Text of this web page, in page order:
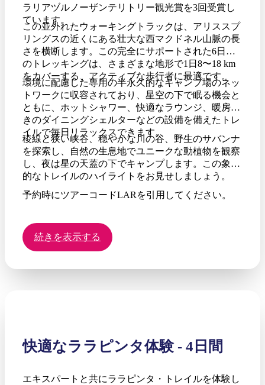
ラリアヅルノーザンテリトリー観光賞を3回受賞し
ています。
この並外れたウォーキングトラックは、アリススプ
リングスの近くにある壮大な西マクドネル山脈の長
さを横断します。この完全にサポートされた6日間
のトレッキングは、さまざまな地形で1日8〜18 km
をカバーする、アクティブな歩行者に最適です。
環境に配慮した専用の半永久的なキャンプ場のネッ
トワークに収容されており、星空の下で眠る機会と
ともに、ホットシャワー、快適なラウンジ、暖房付
きのダイニングシェルターなどの設備を備えたトレ
イルで毎日リラックスできます。
稜線と狭い峡谷、穏やかな川の谷、野生のサバンナ
を探索し、自然の生息地でユニークな動植物を観察
し、夜は星の天蓋の下でキャンプします。この象徴
的なトレイルのハイライトをお見せしましょう。
予約時にツアーコードLARを引用してください。
続きを表示する
快適なララピンタ体験 - 4日間
エキスパートと共にララピンタ・トレイルを体験し